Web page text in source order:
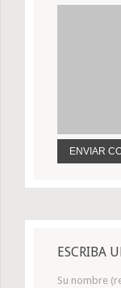
ESCRIBA
Su nombre